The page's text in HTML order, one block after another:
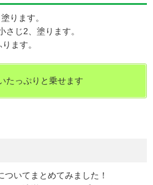
ります。
さじ2、塗ります。
ます。
たっぷりと乗せます
いてまとめてみました！